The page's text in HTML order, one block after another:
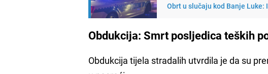
Obrt u slučaju kod Banje
Obdukcija: Smrt posljedica teških
Obdukcija tijela stradalih utvrdila je da su